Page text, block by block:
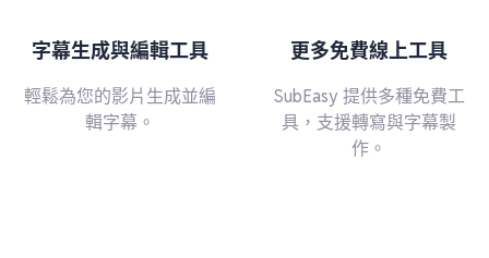
字幕生成與編輯工具
輕鬆為您的影片生成並編
輯字幕。
更多免費線上工具
SubEasy 提供多種免費工
具，支援轉寫與字幕製
作。